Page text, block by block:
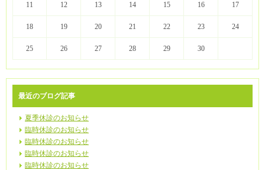
11 12 13 14 15 16 17
18 19 20 21 22 23 24
25 26 27 28 29 30
最近のブログ記事
夏季休診のお知らせ
臨時休診のお知らせ
臨時休診のお知らせ
臨時休診のお知らせ
臨時休診のお知らせ